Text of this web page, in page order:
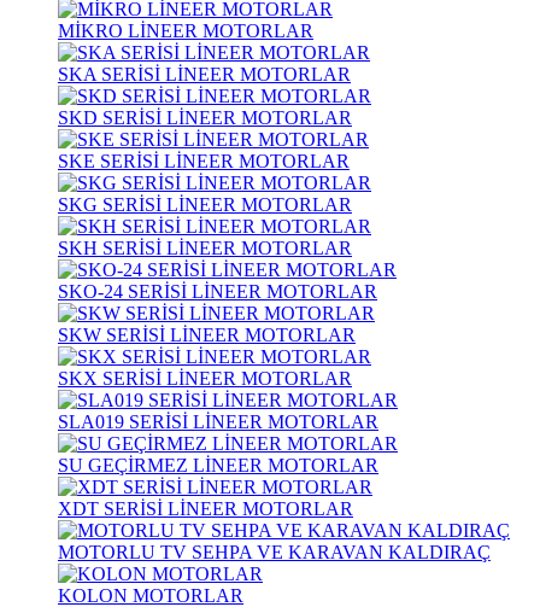
MİKRO LİNEER MOTORLAR
SKA SERİSİ LİNEER MOTORLAR
SKD SERİSİ LİNEER MOTORLAR
SKE SERİSİ LİNEER MOTORLAR
SKG SERİSİ LİNEER MOTORLAR
SKH SERİSİ LİNEER MOTORLAR
SKO-24 SERİSİ LİNEER MOTORLAR
SKW SERİSİ LİNEER MOTORLAR
SKX SERİSİ LİNEER MOTORLAR
SLA019 SERİSİ LİNEER MOTORLAR
SU GEÇİRMEZ LİNEER MOTORLAR
XDT SERİSİ LİNEER MOTORLAR
MOTORLU TV SEHPA VE KARAVAN KALDIRAÇ
KOLON MOTORLAR